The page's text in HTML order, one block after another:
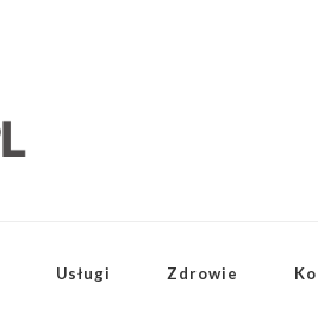
Usługi Zdrowie